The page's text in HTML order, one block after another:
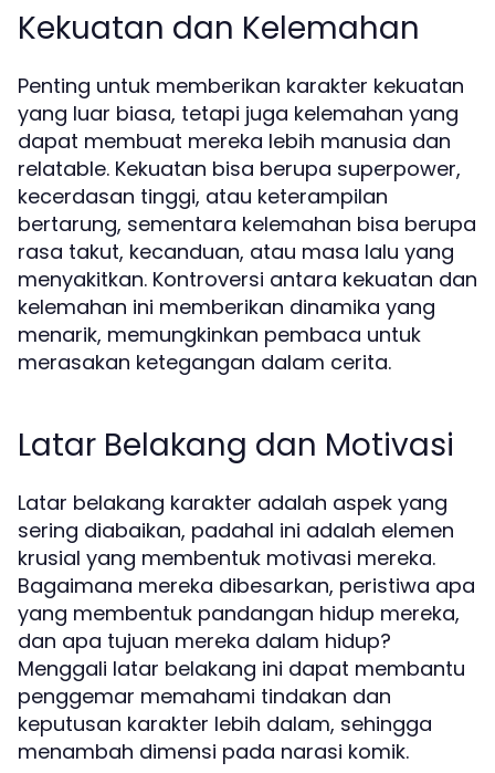
Kekuatan dan Kelemahan
Penting untuk memberikan karakter kekuatan
yang luar biasa, tetapi juga kelemahan yang
dapat membuat mereka lebih manusia dan
relatable. Kekuatan bisa berupa superpower,
kecerdasan tinggi, atau keterampilan
bertarung, sementara kelemahan bisa berupa
rasa takut, kecanduan, atau masa lalu yang
menyakitkan. Kontroversi antara kekuatan dan
kelemahan ini memberikan dinamika yang
menarik, memungkinkan pembaca untuk
merasakan ketegangan dalam cerita.
Latar Belakang dan Motivasi
Latar belakang karakter adalah aspek yang
sering diabaikan, padahal ini adalah elemen
krusial yang membentuk motivasi mereka.
Bagaimana mereka dibesarkan, peristiwa apa
yang membentuk pandangan hidup mereka,
dan apa tujuan mereka dalam hidup?
Menggali latar belakang ini dapat membantu
penggemar memahami tindakan dan
keputusan karakter lebih dalam, sehingga
menambah dimensi pada narasi komik.